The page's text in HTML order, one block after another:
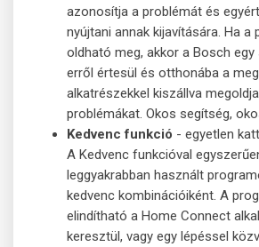
azonosítja a problémát és
nyújtani annak kijavítására. Ha a
oldható meg, akkor a Bosch
erről értesül és otthonába a
alkatrészekkel kiszállva
problémákat. Okos segítség,
Kedvenc funkció - egyetlen
A Kedvenc funkcióval
leggyakrabban használt
kedvenc kombinációiként. A
elindítható a Home Connect
keresztül, vagy egy lépéssel